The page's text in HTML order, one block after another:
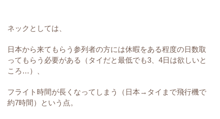
ネックとしては、
日本から来てもらう参列者の方には休暇をある程度の日数取
ってもらう必要がある（タイだと最低でも3、4日は欲しいと
ころ…）、
フライト時間が長くなってしまう（日本→タイまで飛行機で
約7時間）という点。